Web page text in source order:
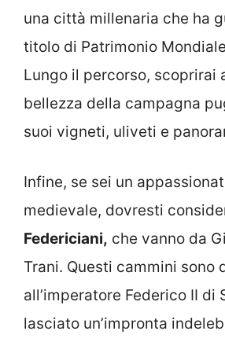
una città millenaria che ha
titolo di Patrimonio Mondiale
Lungo il percorso, scoprirai
bellezza della campagna
suoi vigneti, uliveti e
Infine, se sei un
medievale, dovresti
Federiciani, che vanno da
Trani. Questi cammini sono
all’imperatore Federico II di
lasciato un’impronta